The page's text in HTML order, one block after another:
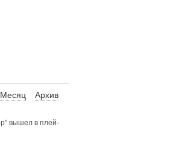
Месяц Архив
вышел в плей-